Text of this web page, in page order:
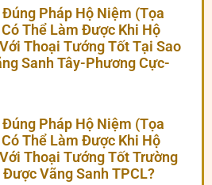
Pháp Hộ Niệm (Tọa
Thể Làm Được Khi Hộ
Thoại Tướng Tốt Tại Sao
Sanh Tây-Phương Cực-
Pháp Hộ Niệm (Tọa
Thể Làm Được Khi Hộ
Thoại Tướng Tốt Trường
Vãng Sanh TPCL?